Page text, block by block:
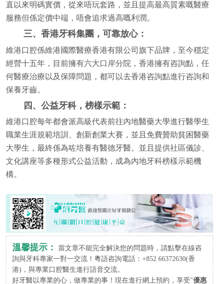
直以來明碼實價，從來唔玩套路，並且提高最高質素嘅醫療
服務但係定價中端，唔會追求過高嘅利潤。
三、香港牙科集團，可靠放心：
維港口腔係維港國際醫療香港有限公司旗下品牌，至今穩定
經營十五年，目前擁有六大口岸分院，香港擁有咨詢點，任
何醫療治療以及保障問題，都可以去香港咨詢點進行咨詢和
保養牙齒。
四、公益牙科，榜樣示範：
維港口腔每年都會派高級代表前往內地醫藥大學進行醫學生
職業生涯規範培訓、創新創業大賽，並且免費贊助貧困醫藥
大學生，最終係為咗培養有醫德牙醫。並且提供社區儀診、
文化講座等多種形式公益活動，成為內地牙科榜樣示範機
構。
溫馨提示：
當文章不能完全解決您的問題時，請點擊在線咨
詢與牙科專家一對一交流！粵語咨詢電話：+852 66372630(香
港)，與專業口腔醫生進行語音交流。
好牙醫以專業的心，做專業的事！現在進行網上預約，享受"優惠